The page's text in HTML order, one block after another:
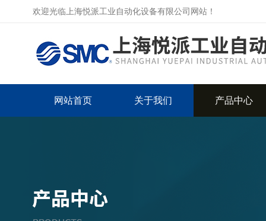
欢迎光临上海悦派工业自动化设备有限公司网站！
网站首页 关于我们 产品中心